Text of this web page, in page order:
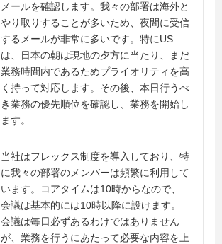
メールを確認します。我々の部署は海外と
やり取りすることが多いため、夜間に受信
するメールが非常に多いです。特にUS
は、日本の朝は現地の夕方に当たり、まだ
業務時間内であるためプライオリティを高
く持って対応します。その後、本日行うべ
き業務の優先順位を確認し、業務を開始し
ます。
当社はフレックス制度を導入しており、特
に我々の部署のメンバーは頻繁に利用して
います。コアタイムは10時からなので、
会議は基本的には10時以降に設けます。
会議は毎日必ずあるわけではありません
が、業務を行うにあたって必要な内容を上